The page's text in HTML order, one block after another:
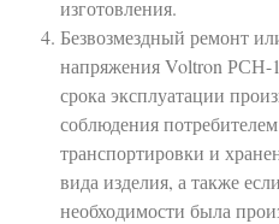
изготовления.
Безвозмездный ремонт
напряжения Voltron РСН-
срока эксплуатации
соблюдения
транспортировки и
вида изделия, а также
необходимости была